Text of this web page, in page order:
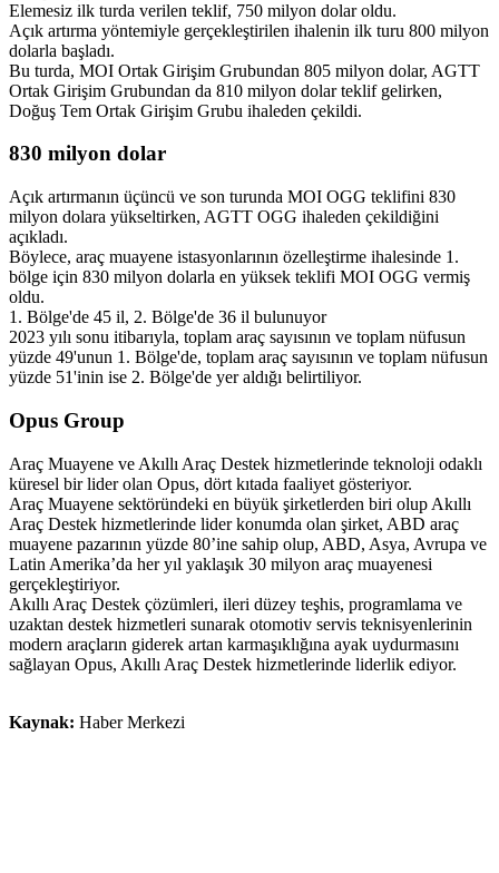
Elemesiz ilk turda verilen teklif, 750 milyon dolar oldu.
Açık artırma yöntemiyle gerçekleştirilen ihalenin ilk turu 800 milyon
dolarla başladı.
Bu turda, MOI Ortak Girişim Grubundan 805 milyon dolar, AGTT
Ortak Girişim Grubundan da 810 milyon dolar teklif gelirken,
Doğuş Tem Ortak Girişim Grubu ihaleden çekildi.
830 milyon dolar
Açık artırmanın üçüncü ve son turunda MOI OGG teklifini 830
milyon dolara yükseltirken, AGTT OGG ihaleden çekildiğini
açıkladı.
Böylece, araç muayene istasyonlarının özelleştirme ihalesinde 1.
bölge için 830 milyon dolarla en yüksek teklifi MOI OGG vermiş
oldu.
1. Bölge'de 45 il, 2. Bölge'de 36 il bulunuyor
2023 yılı sonu itibarıyla, toplam araç sayısının ve toplam nüfusun
yüzde 49'unun 1. Bölge'de, toplam araç sayısının ve toplam nüfusun
yüzde 51'inin ise 2. Bölge'de yer aldığı belirtiliyor.
Opus Group
Araç Muayene ve Akıllı Araç Destek hizmetlerinde teknoloji odaklı
küresel bir lider olan Opus, dört kıtada faaliyet gösteriyor.
Araç Muayene sektöründeki en büyük şirketlerden biri olup Akıllı
Araç Destek hizmetlerinde lider konumda olan şirket, ABD araç
muayene pazarının yüzde 80’ine sahip olup, ABD, Asya, Avrupa ve
Latin Amerika’da her yıl yaklaşık 30 milyon araç muayenesi
gerçekleştiriyor.
Akıllı Araç Destek çözümleri, ileri düzey teşhis, programlama ve
uzaktan destek hizmetleri sunarak otomotiv servis teknisyenlerinin
modern araçların giderek artan karmaşıklığına ayak uydurmasını
sağlayan Opus, Akıllı Araç Destek hizmetlerinde liderlik ediyor.
Kaynak: Haber Merkezi